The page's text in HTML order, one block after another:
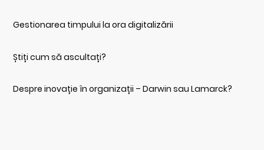
Gestionarea timpului la ora digitalizării
Știți cum să ascultați?
Despre inovație în organizații – Darwin sau Lamarck?